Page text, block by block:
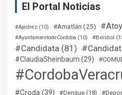
El Portal Noticias
#Ajedrez (10) #Amatlán (25)
#AyuntamientodeCordoba (10) #Beisbol
#Candidata (81)
#ClaudiaSheinbaum (29)
#Croda (39) #Dengue (18)